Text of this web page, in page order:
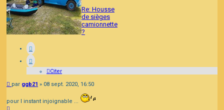
Re: Housse
de sièges
camionnette
?
Citer
Message
par ggb21 » 08 sept. 2020, 16:50
pour l instant injoignable ...